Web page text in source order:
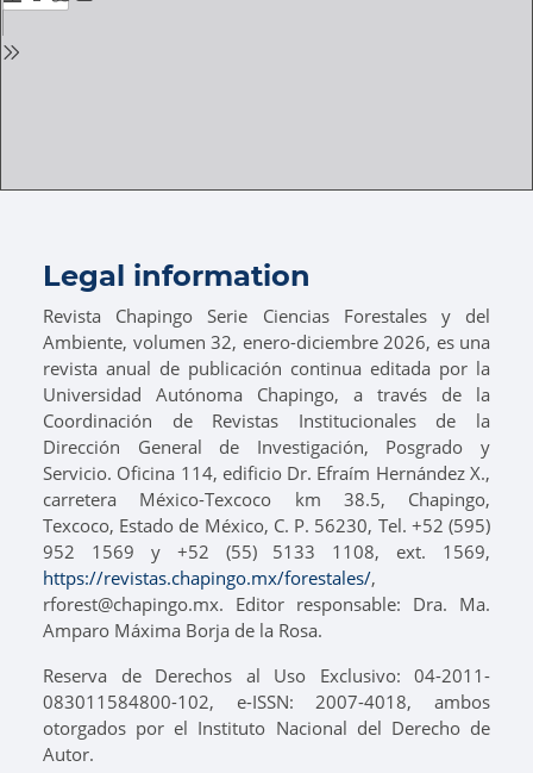
Legal information
Revista Chapingo Serie Ciencias Forestales y del
Ambiente, volumen 32, enero-diciembre 2026, es una
revista anual de publicación continua editada por la
Universidad Autónoma Chapingo, a través de la
Coordinación de Revistas Institucionales de la
Dirección General de Investigación, Posgrado y
Servicio. Oficina 114, edificio Dr. Efraím Hernández X.,
carretera México-Texcoco km 38.5, Chapingo,
Texcoco, Estado de México, C. P. 56230, Tel. +52 (595)
952 1569 y +52 (55) 5133 1108, ext. 1569,
https://revistas.chapingo.mx/forestales/,
rforest@chapingo.mx. Editor responsable: Dra. Ma.
Amparo Máxima Borja de la Rosa.
Reserva de Derechos al Uso Exclusivo: 04-2011-
083011584800-102, e-ISSN: 2007-4018, ambos
otorgados por el Instituto Nacional del Derecho de
Autor.